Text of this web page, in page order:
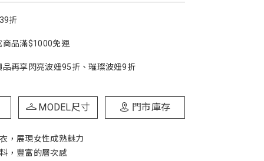
折
商品滿$1000免運
品再享閃亮波妞95折、璀璨波妞9折
MODEL尺寸 門市庫存
，展現女性成熟魅力
，豐富的層次感